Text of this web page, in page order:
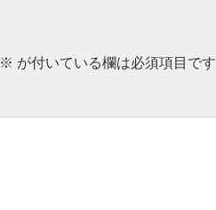
※ が付いている欄は必須項目です